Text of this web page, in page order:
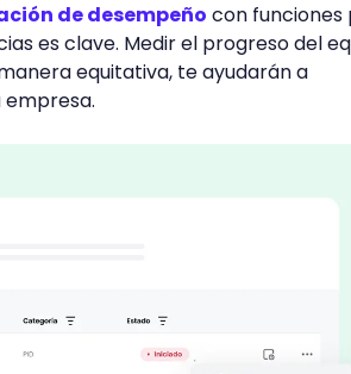
de desempeño con funciones
es clave. Medir el progreso del
equitativa, te ayudarán a